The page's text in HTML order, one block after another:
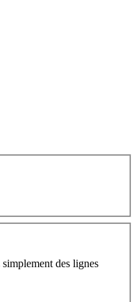
simplement des lignes